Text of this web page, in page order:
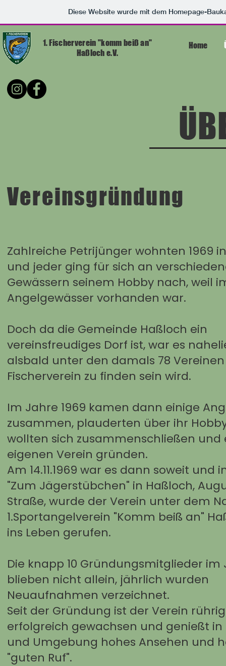
Diese Website wurde mit dem Homepage-
1. Fischerverein "komm beiß an"
Haßloch e.V.
Home
Vereinsgründung
Zahlreiche Petrijünger wohnten 1969
und jeder ging für sich an
Gewässern seinem Hobby nach, weil
Angelgewässer vorhanden war.
Doch da die Gemeinde Haßloch ein
vereinsfreudiges Dorf ist, war es
alsbald unter den damals 78
Fischerverein zu finden sein wird.
Im Jahre 1969 kamen dann einige
zusammen, plauderten über ihr
wollten sich zusammenschließen und
eigenen Verein gründen.
Am 14.11.1969 war es dann soweit und
"Zum Jägerstübchen" in Haßloch,
Straße, wurde der Verein unter dem
1.Sportangelverein "Komm beiß an"
ins Leben gerufen.
Die knapp 10 Gründungsmitglieder im
blieben nicht allein, jährlich wurden
Neuaufnahmen verzeichnet.
Seit der Gründung ist der Verein
erfolgreich gewachsen und genießt in
und Umgebung hohes Ansehen und
"guten Ruf".